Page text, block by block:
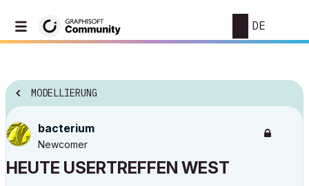
DE
MODELLIERUNG
bacterium
Newcomer
HEUTE USERTREFFEN WEST